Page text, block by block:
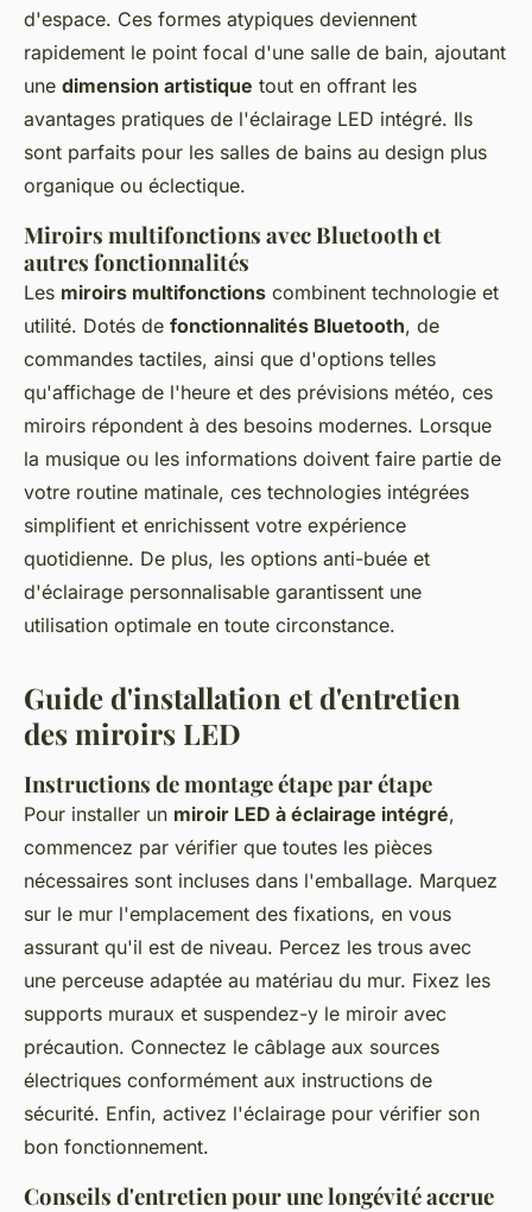
d'espace. Ces formes atypiques deviennent
rapidement le point focal d'une salle de bain, ajoutant
une dimension artistique tout en offrant les
avantages pratiques de l'éclairage LED intégré. Ils
sont parfaits pour les salles de bains au design plus
organique ou éclectique.
Miroirs multifonctions avec Bluetooth et
autres fonctionnalités
Les miroirs multifonctions combinent technologie et
utilité. Dotés de fonctionnalités Bluetooth, de
commandes tactiles, ainsi que d'options telles
qu'affichage de l'heure et des prévisions météo, ces
miroirs répondent à des besoins modernes. Lorsque
la musique ou les informations doivent faire partie de
votre routine matinale, ces technologies intégrées
simplifient et enrichissent votre expérience
quotidienne. De plus, les options anti-buée et
d'éclairage personnalisable garantissent une
utilisation optimale en toute circonstance.
Guide d'installation et d'entretien
des miroirs LED
Instructions de montage étape par étape
Pour installer un miroir LED à éclairage intégré,
commencez par vérifier que toutes les pièces
nécessaires sont incluses dans l'emballage. Marquez
sur le mur l'emplacement des fixations, en vous
assurant qu'il est de niveau. Percez les trous avec
une perceuse adaptée au matériau du mur. Fixez les
supports muraux et suspendez-y le miroir avec
précaution. Connectez le câblage aux sources
électriques conformément aux instructions de
sécurité. Enfin, activez l'éclairage pour vérifier son
bon fonctionnement.
Conseils d'entretien pour une longévité accrue